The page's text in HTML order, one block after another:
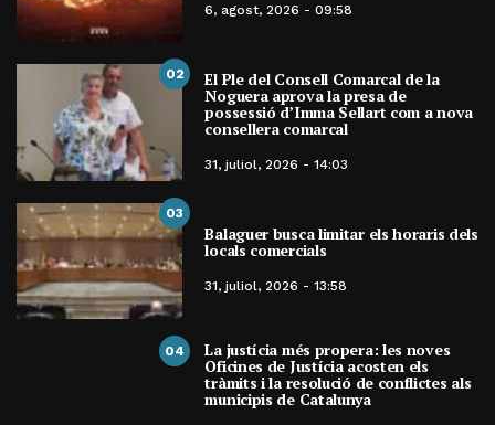
6, agost, 2026 - 09:58
02 El Ple del Consell Comarcal de la
Noguera aprova la presa de
possessió d’Imma Sellart com a nova
consellera comarcal
31, juliol, 2026 - 14:03
03
Balaguer busca limitar els horaris dels
locals comercials
31, juliol, 2026 - 13:58
04 La justícia més propera: les noves
Oficines de Justícia acosten els
tràmits i la resolució de conflictes als
municipis de Catalunya